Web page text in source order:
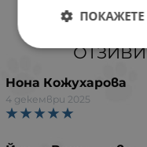
Нона Кожухарова
4 декември 2025